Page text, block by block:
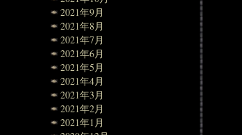
2021年9月
2021年8月
2021年7月
2021年6月
2021年5月
2021年4月
2021年3月
2021年2月
2021年1月